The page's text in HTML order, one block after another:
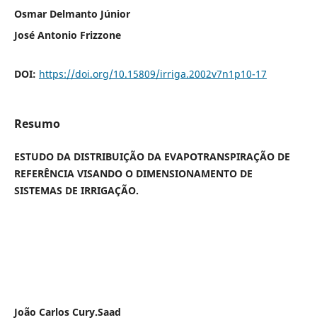
Osmar Delmanto Júnior
José Antonio Frizzone
DOI: https://doi.org/10.15809/irriga.2002v7n1p10-17
Resumo
ESTUDO DA DISTRIBUIÇÃO DA EVAPOTRANSPIRAÇÃO DE
REFERÊNCIA VISANDO O DIMENSIONAMENTO DE
SISTEMAS DE IRRIGAÇÃO.
João Carlos Cury.Saad